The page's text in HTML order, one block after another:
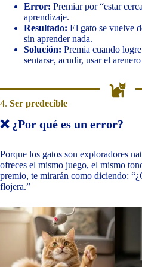
Error: Premiar por “estar
aprendizaje.
Resultado: El gato se vuelve
sin aprender nada.
Solución: Premia cuando
sentarse, acudir, usar el
4. Ser predecible
❌ ¿Por qué es un error?
Porque los gatos son exploradores
ofreces el mismo juego, el mismo
premio, te mirarán como diciendo:
flojera.”